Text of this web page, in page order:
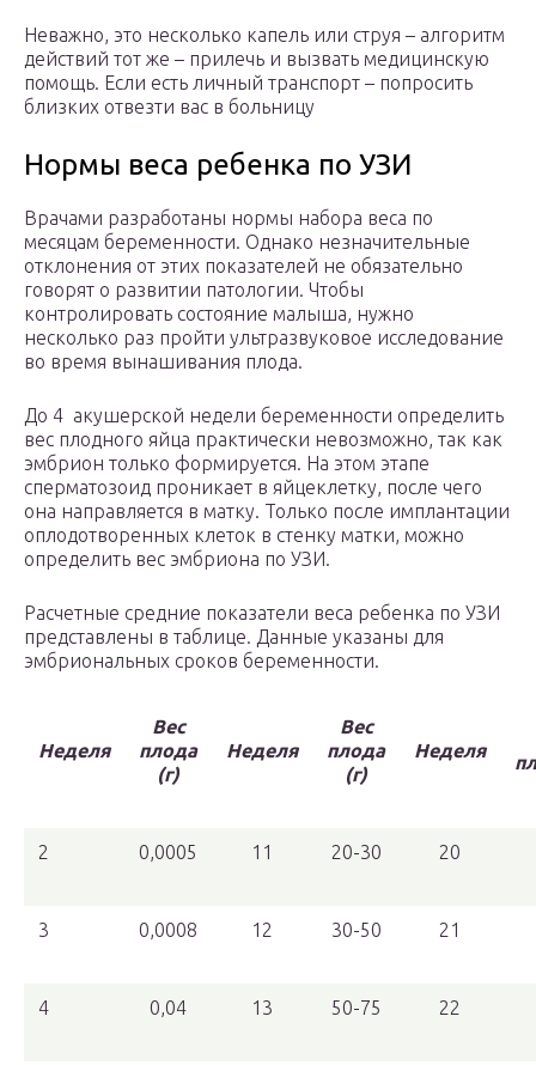
Неважно, это несколько капель или струя – алгоритм
действий тот же – прилечь и вызвать медицинскую
помощь. Если есть личный транспорт – попросить
близких отвезти вас в больницу
Нормы веса ребенка по УЗИ
Врачами разработаны нормы набора веса по
месяцам беременности. Однако незначительные
отклонения от этих показателей не обязательно
говорят о развитии патологии. Чтобы
контролировать состояние малыша, нужно
несколько раз пройти ультразвуковое исследование
во время вынашивания плода.
До 4 акушерской недели беременности определить
вес плодного яйца практически невозможно, так как
эмбрион только формируется. На этом этапе
сперматозоид проникает в яйцеклетку, после чего
она направляется в матку. Только после имплантации
оплодотворенных клеток в стенку матки, можно
определить вес эмбриона по УЗИ.
Расчетные средние показатели веса ребенка по УЗИ
представлены в таблице. Данные указаны для
эмбриональных сроков беременности.
Неделя
Вес
плода
(г)
Неделя
Вес
плода
(г)
Неделя
2 0,0005 11 20-30 20
3 0,0008 12 30-50 21
4 0,04 13 50-75 22